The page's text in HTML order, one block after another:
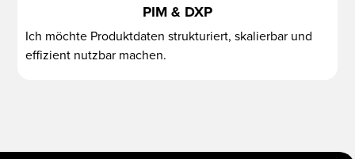
PIM & DXP
Ich möchte Produktdaten strukturiert, skalierbar und
effizient nutzbar machen.